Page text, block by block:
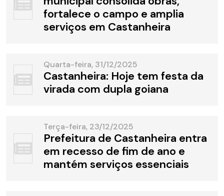
fortalece o campo e amplia
serviços em Castanheira
Quarta-feira, 31/12/2025
Castanheira: Hoje tem festa da
virada com dupla goiana
Terça-feira, 23/12/2025
Prefeitura de Castanheira entra
em recesso de fim de ano e
mantém serviços essenciais